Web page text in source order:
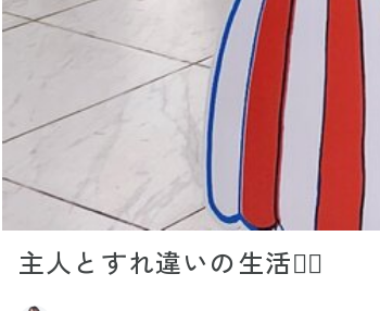
主人とすれ違いの生活😶‍🌫️